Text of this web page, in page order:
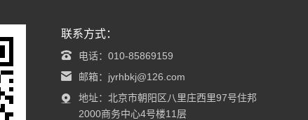
联系方式：
电话：010-85869159
邮箱：jyrhbkj@126.com
地址：北京市朝阳区八里庄西里97号住邦
2000商务中心4号楼11层